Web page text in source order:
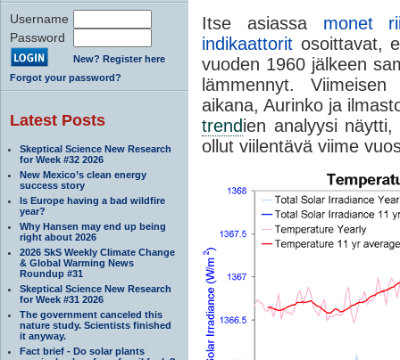
Username
Password
New? Register here
Forgot your password?
Latest Posts
Skeptical Science New Research
for Week #32 2026
New Mexico’s clean energy
success story
Is Europe having a bad wildfire
year?
Why Hansen may end up being
right about 2026
2026 SkS Weekly Climate Change
& Global Warming News
Roundup #31
Skeptical Science New Research
for Week #31 2026
The government canceled this
nature study. Scientists finished
it anyway.
Fact brief - Do solar plants
Itse asiassa monet
indikaattorit osoittavat,
vuoden 1960 jälkeen
lämmennyt.
aikana, Aurinko ja
trendien analyysi
ollut viilentävä viime